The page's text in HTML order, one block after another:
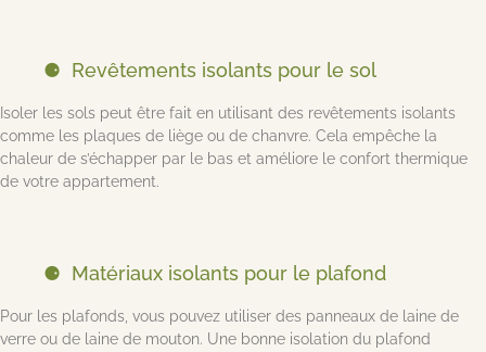
Revêtements isolants pour le sol
Isoler les sols peut être fait en utilisant des revêtements isolants
comme les plaques de liège ou de chanvre. Cela empêche la
chaleur de s’échapper par le bas et améliore le confort thermique
de votre appartement.
Matériaux isolants pour le plafond
Pour les plafonds, vous pouvez utiliser des panneaux de laine de
verre ou de laine de mouton. Une bonne isolation du plafond